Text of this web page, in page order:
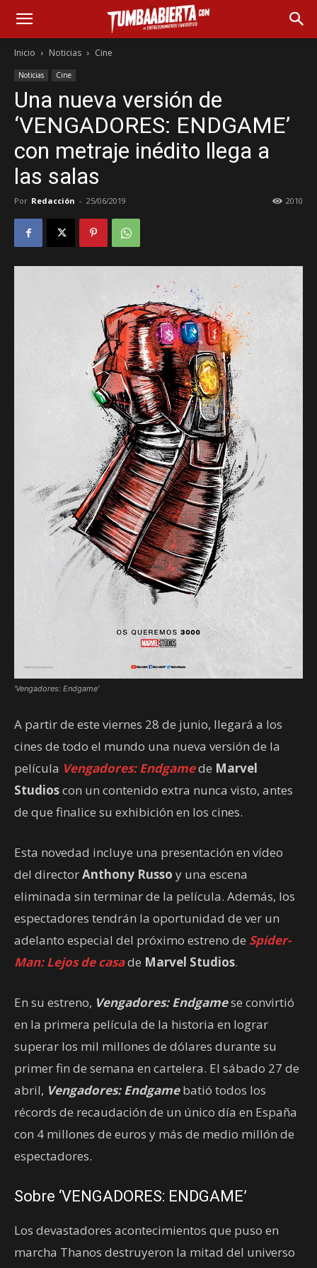
Inicio Noticias Cine
Noticias Cine
Una nueva versión de
‘VENGADORES: ENDGAME’
con metraje inédito llega a
las salas
Por Redacción - 25/06/2019 2010
'Vengadores: Endgame'
A partir de este viernes 28 de junio, llegará a los
cines de todo el mundo una nueva versión de la
película Vengadores: Endgamede Marvel
Studioscon un contenido extra nunca visto, antes
de que finalice su exhibición en los cines.
Esta novedad incluye una presentación en vídeo
del directorAnthony Russo y una escena
eliminada sin terminar de la película. Además, los
espectadores tendrán la oportunidad de ver un
adelanto especial del próximo estreno de Spider-
Man: Lejos de casade Marvel Studios.
En su estreno, Vengadores: Endgamese convirtió
en la primera película de la historia en lograr
superar los mil millones de dólares durante su
primer fin de semana en cartelera. El sábado 27 de
abril, Vengadores: Endgamebatió todos los
récords de recaudación de un único día en España
con 4 millones de euros y más de medio millón de
espectadores.
Sobre ‘VENGADORES: ENDGAME’
Los devastadores acontecimientos que puso en
marcha Thanos destruyeron la mitad del universo